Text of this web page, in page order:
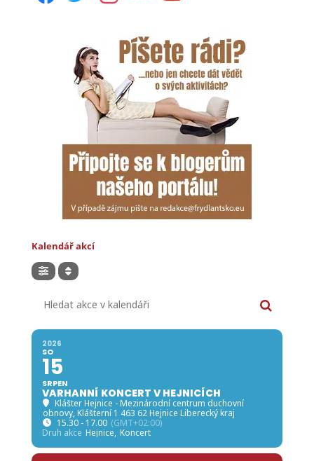
Kalendář akcí
2026
SO
15
SRPEN
VARHANNÍ KONCERT V HEJNICÍCH
Klášter Hejnice - Mezinárodní centrum duchovní
obnovy, Klášterní 1 463 62 Hejnice Liberecký kraj
15.30 - 17.00 (GMT+02:00)
Druh akce Hejnice, Koncert